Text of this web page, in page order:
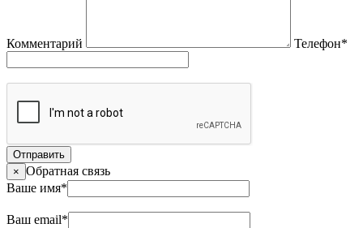
Комментарий Телефон*
Отправить
× Обратная связь
Ваше имя*
Ваш email*